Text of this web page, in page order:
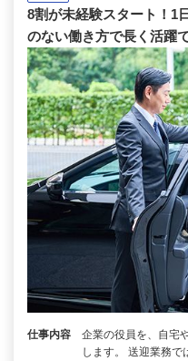
8割が未経験スタート！1
のない働き方で長く活躍
仕事内容
企業の役員を、自宅
します。 送迎業務で